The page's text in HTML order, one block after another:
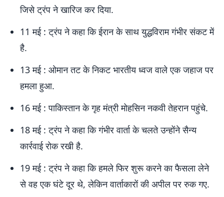
जिसे ट्रंप ने खारिज कर दिया.
11 मई : ट्रंप ने कहा कि ईरान के साथ युद्धविराम गंभीर संकट में
है.
13 मई : ओमान तट के निकट भारतीय ध्वज वाले एक जहाज पर
हमला हुआ.
16 मई : पाकिस्तान के गृह मंत्री मोहसिन नकवी तेहरान पहुंचे.
18 मई : ट्रंप ने कहा कि गंभीर वार्ता के चलते उन्होंने सैन्य
कार्रवाई रोक रखी है.
19 मई : ट्रंप ने कहा कि हमले फिर शुरू करने का फैसला लेने
से वह एक घंटे दूर थे, लेकिन वार्ताकारों की अपील पर रुक गए.